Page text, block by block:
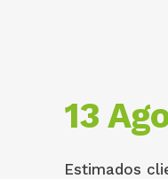
13
Estimados